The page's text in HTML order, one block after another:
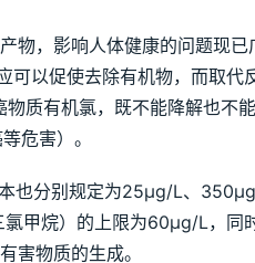
，影响人体健康的问题现已
可以促使去除有机物，而取代
质有机氯，既不能降解也不
危害）。
分别规定为25μg/L、
甲烷）的上限为60μg/L，同
害物质的生成。